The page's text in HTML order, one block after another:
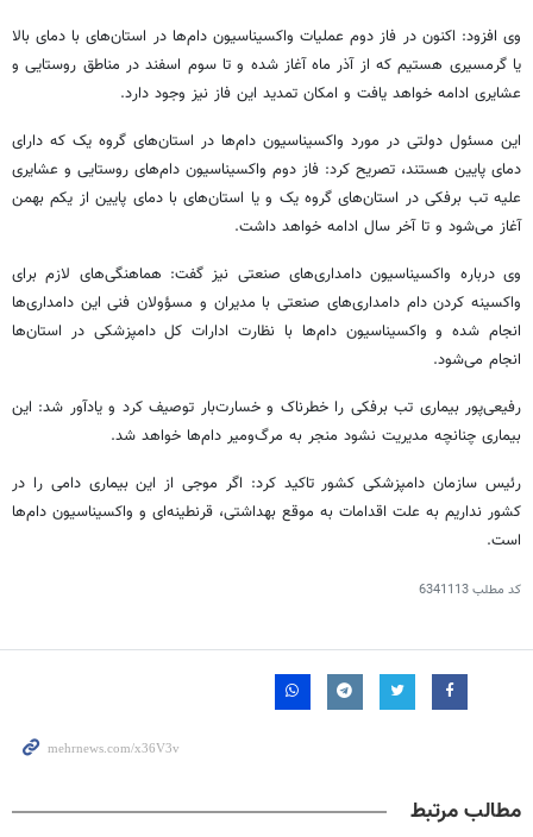
وی افزود: اکنون در فاز دوم عملیات واکسیناسیون دام‌ها در استان‌های با دمای بالا
یا گرمسیری هستیم که از آذر ماه آغاز شده و تا سوم اسفند در مناطق روستایی و
عشایری ادامه خواهد یافت و امکان تمدید این فاز نیز وجود دارد.
این مسئول دولتی در مورد واکسیناسیون دام‌ها در استان‌های گروه یک که دارای
دمای پایین هستند، تصریح کرد: فاز دوم واکسیناسیون دام‌های روستایی و عشایری
علیه تب برفکی در استان‌های گروه یک و یا استان‌های با دمای پایین از یکم بهمن
آغاز می‌شود و تا آخر سال ادامه خواهد داشت.
وی درباره واکسیناسیون دامداری‌های صنعتی نیز گفت: هماهنگی‌های لازم برای
واکسینه کردن دام دامداری‌های صنعتی با مدیران و مسؤولان فنی این دامداری‌ها
انجام شده و واکسیناسیون دام‌ها با نظارت ادارات کل دامپزشکی در استان‌ها
انجام می‌شود.
رفیعی‌پور بیماری تب برفکی را خطرناک و خسارت‌بار توصیف کرد و یادآور شد: این
بیماری چنانچه مدیریت نشود منجر به مرگ‌ومیر دام‌ها خواهد شد.
رئیس سازمان دامپزشکی کشور تاکید کرد: اگر موجی از این بیماری دامی را در
کشور نداریم به علت اقدامات به موقع بهداشتی، قرنطینه‌ای و واکسیناسیون دام‌ها
است.
کد مطلب6341113
مطالب مرتبط